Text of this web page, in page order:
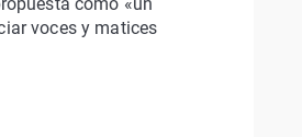
voces y matices